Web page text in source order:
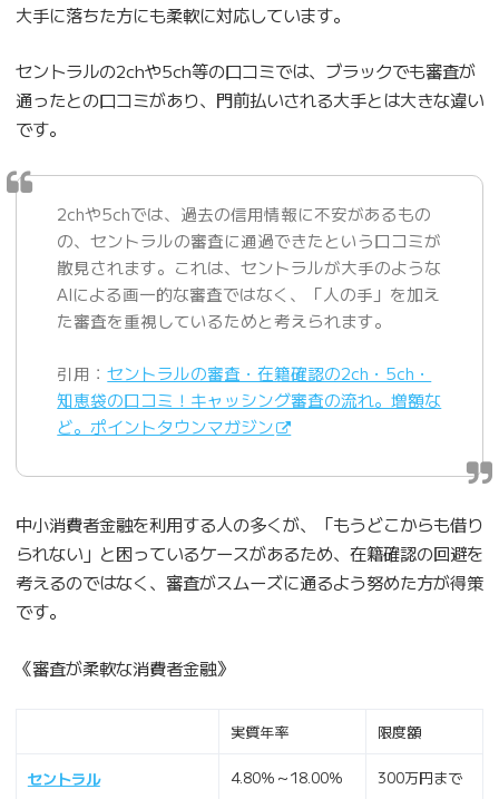
大手に落ちた方にも柔軟に対応しています。
セントラルの2chや5ch等の口コミでは、ブラックでも審査が
通ったとの口コミがあり、門前払いされる大手とは大きな違い
です。
2chや5chでは、過去の信用情報に不安があるもの
の、セントラルの審査に通過できたという口コミが
散見されます。これは、セントラルが大手のような
AIによる画一的な審査ではなく、「人の手」を加え
た審査を重視しているためと考えられます。
引用：セントラルの審査・在籍確認の2ch・5ch・
知恵袋の口コミ！キャッシング審査の流れ。増額な
ど。ポイントタウンマガジン
中小消費者金融を利用する人の多くが、「もうどこからも借り
られない」と困っているケースがあるため、在籍確認の回避を
考えるのではなく、審査がスムーズに通るよう努めた方が得策
です。
《審査が柔軟な消費者金融》
実質年率 限度額
セントラル 4.80％～18.00％ 300万円まで